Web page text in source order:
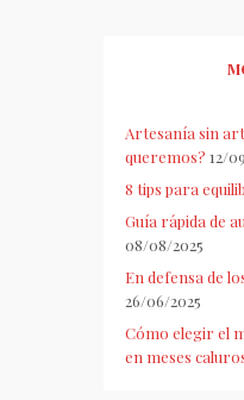
Artesanía sin
queremos? 12/
8 tips para
Guía rápida de
08/08/2025
En defensa de
26/06/2025
Cómo elegir el
en meses